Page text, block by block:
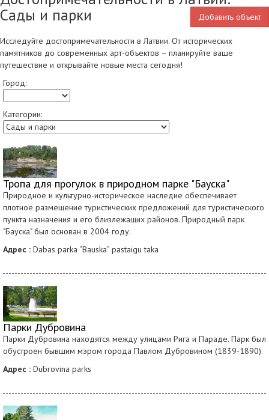
Сады и парки
Добавить объект
Исследуйте достопримечательности в Латвии. От исторических
памятников до современных арт-объектов – планируйте ваше
путешествие и открывайте новые места сегодня!
Город:
Категории:
Тропа для прогулок в природном парке "Бауска"
Природное и культурно-историческое наследие обеспечивает
плотное размещение туристических предложений для туристического
пункта назначения и его близлежащих районов. Природный парк
"Бауска" был основан в 2004 году.
Адрес : Dabas parka “Bauska” pastaigu taka
Парки Дубровина
Парки Дубровина находятся между улицами Рига и Параде. Парк был
обустроен бывшим мэром города Павлом Дубровином (1839-1890).
Адрес : Dubrovina parks